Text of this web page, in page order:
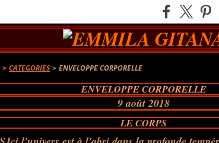
> CATEGORIES > ENVELOPPE CORPORELLE
ENVELOPPE CORPORELLE
9 août 2018
LE CORPS